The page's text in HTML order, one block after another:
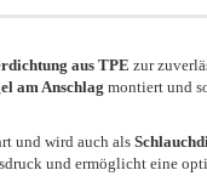
aus TPE zur
am Anschlag montiert und
und wird auch als
und ermöglicht eine